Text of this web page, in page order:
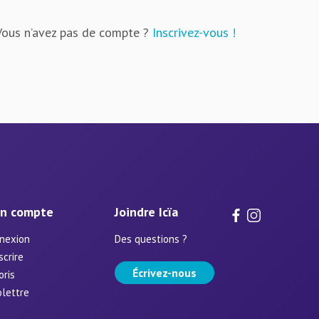
n’avez pas de compte ? Inscrivez-vous !
compte Joindre Icïa
Des questions ?
Écrivez-nous